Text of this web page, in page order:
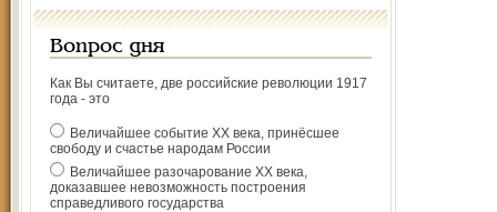
Вопрос дня
Как Вы считаете, две российские революции 1917
года - это
Величайшее событие ХХ века, принёсшее
свободу и счастье народам России
Величайшее разочарование ХХ века,
доказавшее невозможность построения
справедливого государства